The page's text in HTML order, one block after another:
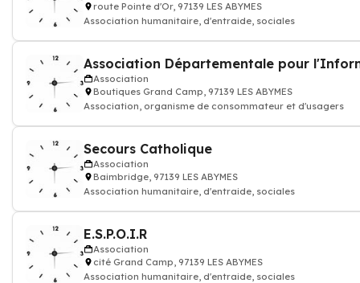
route Pointe d'Or, 97139 LES ABYMES
Association humanitaire, d'entraide, sociales
Association
Boutiques Grand Camp, 97139 LES ABYMES
Association, organisme de consommateur et d'usagers
Secours Catholique
Association
Baimbridge, 97139 LES ABYMES
Association humanitaire, d'entraide, sociales
E.S.P.O.I.R
Association
cité Grand Camp, 97139 LES ABYMES
Association humanitaire, d'entraide, sociales